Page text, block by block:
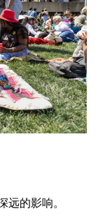
远的影响。